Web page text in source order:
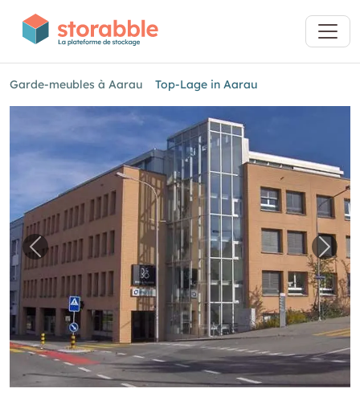
Garde-meubles à Aarau Top-Lage in Aarau
Image précédente pour "Top-Lage in Aarau"